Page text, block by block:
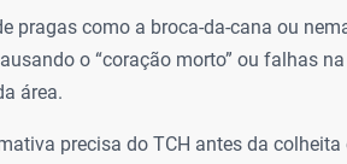
pragas como a broca-da-cana ou
o “coração morto” ou falhas
área.
precisa do TCH antes da colheita